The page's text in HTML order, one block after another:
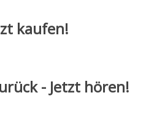
kaufen!
- Jetzt hören!